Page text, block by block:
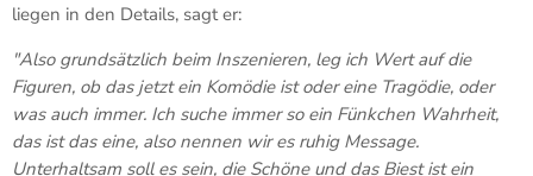
liegen in den Details, sagt er:
"Also grundsätzlich beim Inszenieren, leg ich Wert auf die
Figuren, ob das jetzt ein Komödie ist oder eine Tragödie, oder
was auch immer. Ich suche immer so ein Fünkchen Wahrheit,
das ist das eine, also nennen wir es ruhig Message.
Unterhaltsam soll es sein, die Schöne und das Biest ist ein